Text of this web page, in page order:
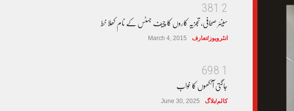
2
1
8
3
سینئر صحافی، تجزیہ کاروں کا چیف جسٹس کے نام کھلا خط
انٹرویوز/تعارف March 4, 2015
1
8
9
6
جاگتی آنکھوں کا خواب
کالم/بلاگ June 30, 2025